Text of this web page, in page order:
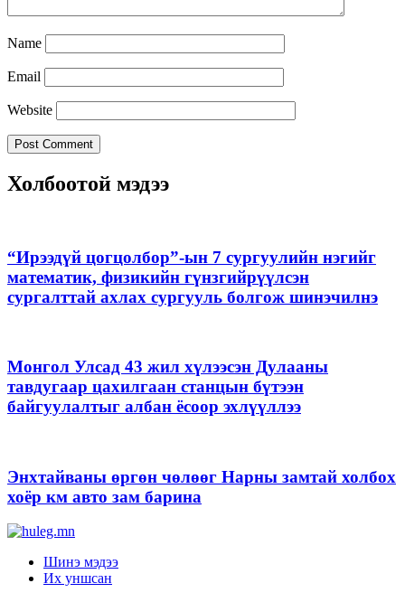
Name
Email
Website
Холбоотой мэдээ
“Ирээдүй цогцолбор”-ын 7 сургуулийн нэгийг
математик, физикийн гүнзгийрүүлсэн
сургалттай ахлах сургууль болгож шинэчилнэ
Монгол Улсад 43 жил хүлээсэн Дулааны
тавдугаар цахилгаан станцын бүтээн
байгуулалтыг албан ёсоор эхлүүллээ
Энхтайваны өргөн чөлөөг Нарны замтай холбох
хоёр км авто зам барина
Шинэ мэдээ
Их уншсан